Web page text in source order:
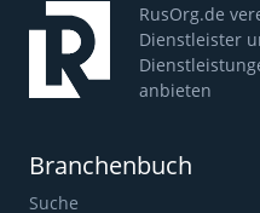
RusOrg.de
Dienstleister
anbieten
Branchenbuch
Suche